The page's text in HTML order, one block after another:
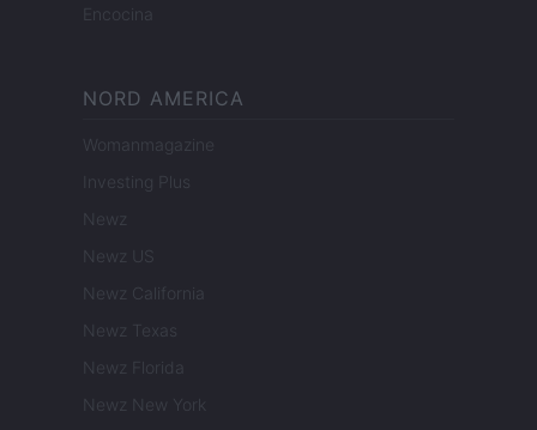
Encocina
NORD AMERICA
Womanmagazine
Investing Plus
Newz
Newz US
Newz California
Newz Texas
Newz Florida
Newz New York